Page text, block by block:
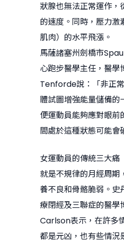
狀腺也無法正常運作，
的速度。同時，壓力激
肌肉）的水平飛漲。
馬薩諸塞州劍橋市
心跑步醫學主任，醫
Tenforde說：「非正
體試圖增強能量儲備的
便運動員能夠應對眼前
間處於這種狀態可能會
女運動員的傳統三大痛
就是不規律的月經周期
養不良和骨骼脆弱。史
療閉經及三聯症的醫
Carlson表示，在許多
都是元凶，也有些情況